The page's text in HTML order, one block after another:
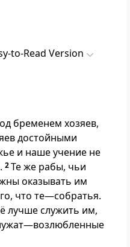
to-Read Version
бременем хозяев,
достойными
и наше учение не
2Те же рабы, чьи
оказывать им
что те—собратья.
лучше служить им,